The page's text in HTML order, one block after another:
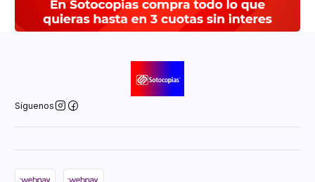
Síguenos